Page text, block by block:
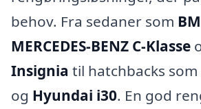
behov. Fra sedaner som
MERCEDES-BENZ C-Klasse
Insignia til hatchbacks som
og Hyundai i30. En god